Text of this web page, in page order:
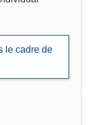
le cadre de